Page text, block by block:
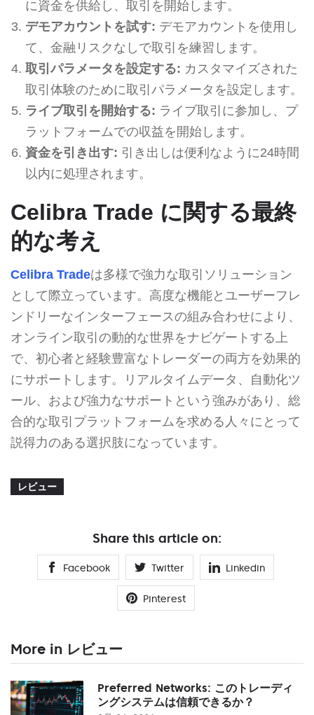
に資金を供給し、取引を開始します。
デモアカウントを試す: デモアカウントを使用し
て、金融リスクなしで取引を練習します。
取引パラメータを設定する: カスタマイズされた
取引体験のために取引パラメータを設定します。
ライブ取引を開始する: ライブ取引に参加し、プ
ラットフォームでの収益を開始します。
資金を引き出す: 引き出しは便利なように24時間
以内に処理されます。
Celibra Trade に関する最終
的な考え
Celibra Tradeは多様で強力な取引ソリューション
として際立っています。高度な機能とユーザーフレ
ンドリーなインターフェースの組み合わせにより、
オンライン取引の動的な世界をナビゲートする上
で、初心者と経験豊富なトレーダーの両方を効果的
にサポートします。リアルタイムデータ、自動化ツ
ール、および強力なサポートという強みがあり、総
合的な取引プラットフォームを求める人々にとって
説得力のある選択肢になっています。
レビュー
Share this article on:
Facebook Twitter Linkedin
Pinterest
More in レビュー
Preferred Networks: このトレーディ
ングシステムは信頼できるか？